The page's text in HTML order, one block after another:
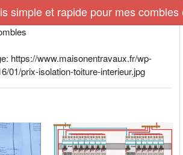
simple et rapide pour mes
https://www.maisonentravaux.fr/wp-
01/prix-isolation-toiture-interieur.jpg